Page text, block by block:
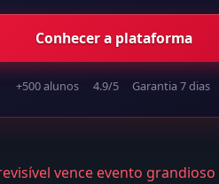
Conhecer a plataforma
+500 alunos 4.9/5 Garantia 7 dias
vence evento grandioso